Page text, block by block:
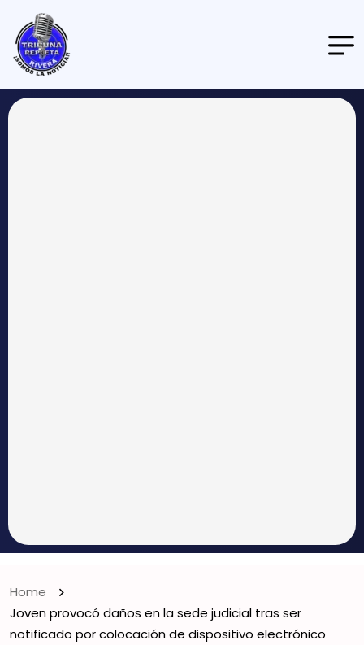
Home
Joven provocó daños en la sede judicial tras ser
notificado por colocación de dispositivo electrónico